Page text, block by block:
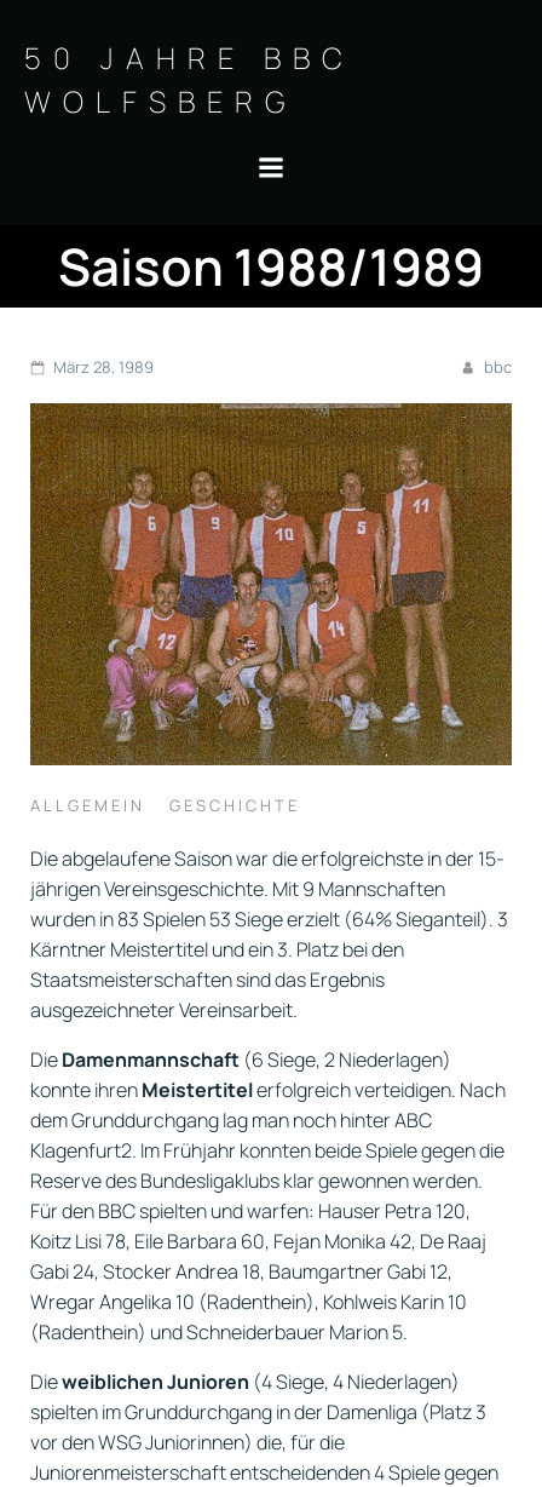
Inhalt50 JAHRE BBC
WOLFSBERG
Saison 1988/1989
März 28, 1989 bbc
ALLGEMEIN GESCHICHTE
Die abgelaufene Saison war die erfolgreichste in der 15-
jährigen Vereinsgeschichte. Mit 9 Mannschaften
wurden in 83 Spielen 53 Siege erzielt (64% Sieganteil). 3
Kärntner Meistertitel und ein 3. Platz bei den
Staatsmeisterschaften sind das Ergebnis
ausgezeichneter Vereinsarbeit.
DieDamenmannschaft (6 Siege, 2 Niederlagen)
konnte ihrenMeistertitelerfolgreich verteidigen. Nach
dem Grunddurchgang lag man noch hinter ABC
Klagenfurt2. Im Frühjahr konnten beide Spiele gegen die
Reserve des Bundesligaklubs klar gewonnen werden.
Für den BBC spielten und warfen: Hauser Petra 120,
Koitz Lisi 78, Eile Barbara 60, Fejan Monika 42, De Raaj
Gabi 24, Stocker Andrea 18, Baumgartner Gabi 12,
Wregar Angelika 10 (Radenthein), Kohlweis Karin 10
(Radenthein) und Schneiderbauer Marion 5.
Dieweiblichen Junioren (4 Siege, 4 Niederlagen)
spielten im Grunddurchgang in der Damenliga (Platz 3
vor den WSG Juniorinnen) die, für die
Juniorenmeisterschaft entscheidenden 4 Spiele gegen